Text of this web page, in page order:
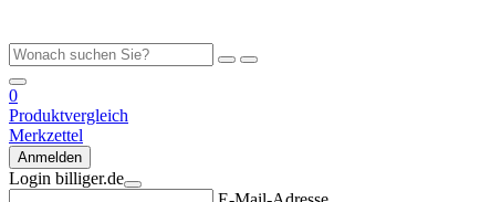
0
Produktvergleich
Merkzettel
Anmelden
Login billiger.de